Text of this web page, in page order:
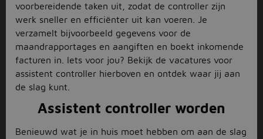
voorbereidende taken uit, zodat de controller zijn
werk sneller en efficiënter uit kan voeren. Je
verzamelt bijvoorbeeld gegevens voor de
maandrapportages en aangiften en boekt inkomende
facturen in. Iets voor jou? Bekijk de vacatures voor
assistent controller hierboven en ontdek waar jij aan
de slag kunt.
Assistent controller worden
Benieuwd wat je in huis moet hebben om aan de slag